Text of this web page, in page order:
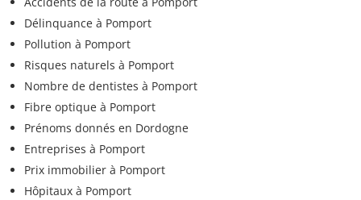
Délinquance à Pomport
Pollution à Pomport
Risques naturels à Pomport
Nombre de dentistes à Pomport
Fibre optique à Pomport
Prénoms donnés en Dordogne
Entreprises à Pomport
Prix immobilier à Pomport
Hôpitaux à Pomport